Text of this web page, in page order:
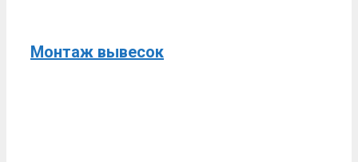
Монтаж вывесок